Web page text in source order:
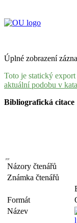
Úplné zobrazení
Toto je statický
aktuální podobu v
Bibliografická citace
Názory čtenářů
Známka čtenářů
Formát
Název